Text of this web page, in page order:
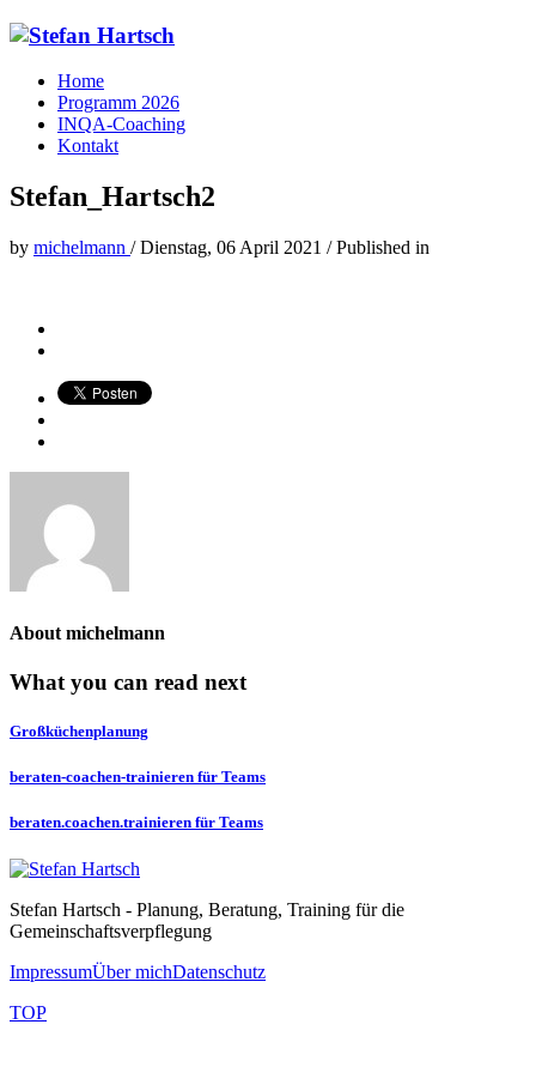
Home
Programm 2026
INQA-Coaching
Kontakt
Stefan_Hartsch2
by michelmann /Dienstag, 06 April 2021 /Published in
About michelmann
What you can read next
Großküchenplanung
beraten-coachen-trainieren für Teams
beraten.coachen.trainieren für Teams
Stefan Hartsch - Planung, Beratung, Training für die
Gemeinschaftsverpflegung
ImpressumÜber michDatenschutz
TOP